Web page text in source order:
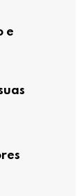
e